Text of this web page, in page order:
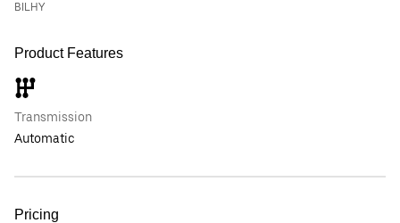
BILHY
Product Features
Transmission
Automatic
Pricing